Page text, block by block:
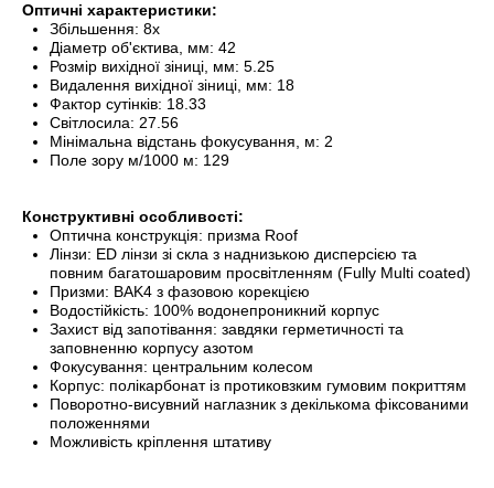
Оптичні характеристики:
Збільшення: 8x
Діаметр об'єктива, мм: 42
Розмір вихідної зіниці, мм: 5.25
Видалення вихідної зіниці, мм: 18
Фактор сутінків: 18.33
Світлосила: 27.56
Мінімальна відстань фокусування, м: 2
Поле зору м/1000 м: 129
Конструктивні особливості:
Оптична конструкція: призма Roof
Лінзи: ED лінзи зі скла з наднизькою дисперсією та
повним багатошаровим просвітленням (Fully Multi coated)
Призми: BAK4 з фазовою корекцією
Водостійкість: 100% водонепроникний корпус
Захист від запотівання: завдяки герметичності та
заповненню корпусу азотом
Фокусування: центральним колесом
Корпус: полікарбонат із протиковзким гумовим покриттям
Поворотно-висувний наглазник з декількома фіксованими
положеннями
Можливість кріплення штативу